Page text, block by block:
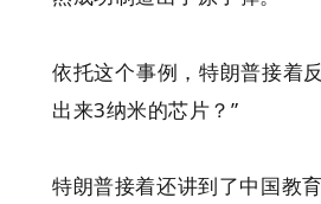
依托这个事例，特朗普接着
出来3纳米的芯片？”
特朗普接着还讲到了中国教